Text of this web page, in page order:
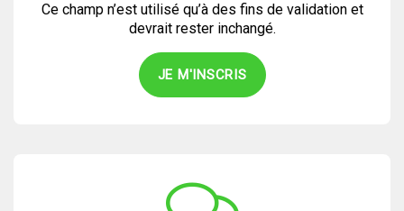
Ce champ n’est utilisé qu’à des fins de validation et
devrait rester inchangé.